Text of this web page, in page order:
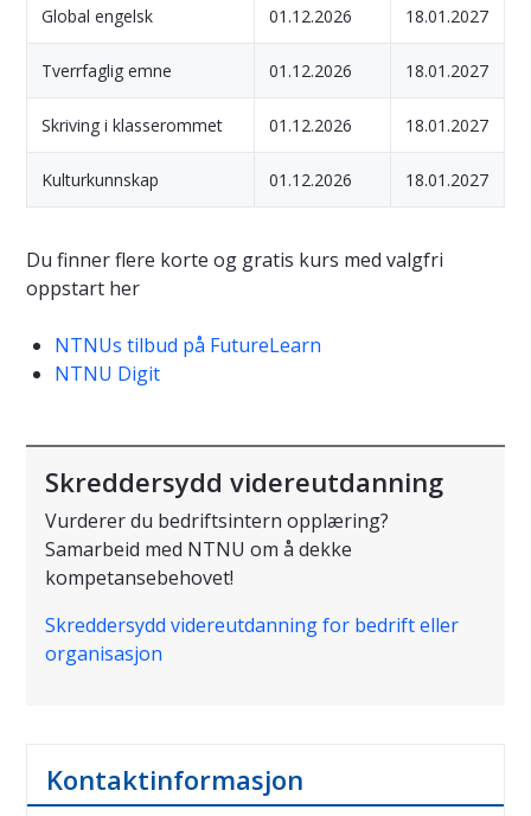
Global engelsk 01.12.2026 18.01.2027
Tverrfaglig emne 01.12.2026 18.01.2027
Skriving i klasserommet 01.12.2026 18.01.2027
Kulturkunnskap 01.12.2026 18.01.2027
Du finner flere korte og gratis kurs med valgfri
oppstart her
NTNUs tilbud på FutureLearn
NTNU Digit
Skreddersydd videreutdanning
Vurderer du bedriftsintern opplæring?
Samarbeid med NTNU om å dekke
kompetansebehovet!
Skreddersydd videreutdanning for bedrift eller
organisasjon
Kontaktinformasjon